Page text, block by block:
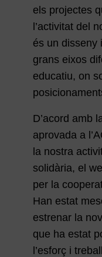
els projectes
l’activitat del
és un disseny
grans eixos
educatiu, on
D’acord amb
aprovada a
la nostra
solidària, el
per la
Han estat
estrenar la
que ha estat
l’esforç i